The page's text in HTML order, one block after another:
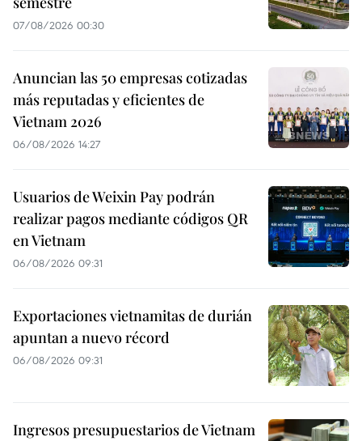
07/08/2026 00:30
Anuncian las 50 empresas cotizadas
más reputadas y eficientes de
Vietnam 2026
06/08/2026 14:27
Usuarios de Weixin Pay podrán
realizar pagos mediante códigos QR
en Vietnam
06/08/2026 09:31
Exportaciones vietnamitas de durián
apuntan a nuevo récord
06/08/2026 09:31
Ingresos presupuestarios de Vietnam